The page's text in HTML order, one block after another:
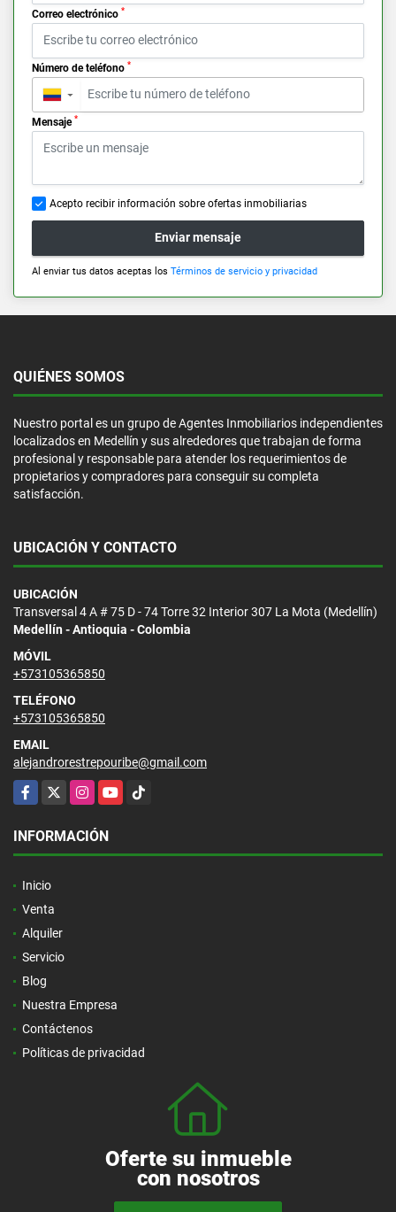
Correo electrónico *
Número de teléfono *
▼
Mensaje *
Acepto recibir información sobre ofertas inmobiliarias
Enviar mensaje
Al enviar tus datos aceptas los Términos de servicio y privacidad
QUIÉNES SOMOS
Nuestro portal es un grupo de Agentes Inmobiliarios independientes
localizados en Medellín y sus alrededores que trabajan de forma
profesional y responsable para atender los requerimientos de
propietarios y compradores para conseguir su completa
satisfacción.
UBICACIÓN Y CONTACTO
UBICACIÓN
Transversal 4 A # 75 D - 74 Torre 32 Interior 307 La Mota (Medellín)
Medellín - Antioquia - Colombia
MÓVIL
+573105365850
TELÉFONO
+573105365850
EMAIL
alejandrorestrepouribe@gmail.com
Facebook
X InstagramYouTubeTikTok
INFORMACIÓN
Inicio
Venta
Alquiler
Servicio
Blog
Nuestra Empresa
Contáctenos
Políticas de privacidad
Oferte su inmueble
con nosotros